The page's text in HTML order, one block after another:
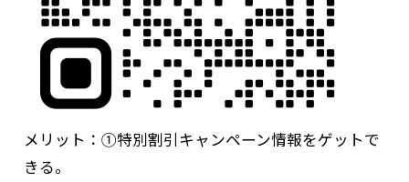
メリット：①特別割引キャンペーン情報をゲットで
きる。